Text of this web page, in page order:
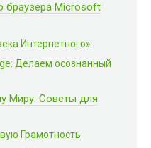
браузера Microsoft
Интернетного»:
Делаем осознанный
Миру: Советы для
Грамотность